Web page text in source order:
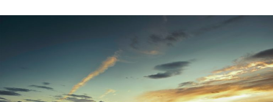
Trasa Bukowina Tatrzańska – wizyta w termach –